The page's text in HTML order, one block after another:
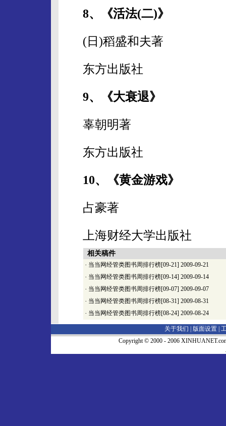
8、《活法(二)》
(日)稻盛和夫著
东方出版社
9、《大衰退》
辜朝明著
东方出版社
10、《黄金游戏》
占豪著
上海财经大学出版社
相关稿件
· 当当网经管类图书周排行榜[09-21] 2009-09-21
· 当当网经管类图书周排行榜[09-14] 2009-09-14
· 当当网经管类图书周排行榜[09-07] 2009-09-07
· 当当网经管类图书周排行榜[08-31] 2009-08-31
· 当当网经管类图书周排行榜[08-24] 2009-08-24
关于我们 | 版面设置
Copyright © 2000 - 2006